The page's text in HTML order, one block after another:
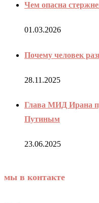
Чем опасна
01.03.2026
Почему человек
28.11.2025
Глава МИД Ирана
Путиным
23.06.2025
мы в контакте